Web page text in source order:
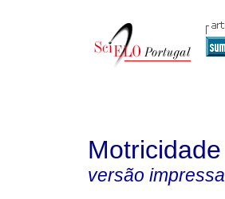
Motricidade
versão impressa